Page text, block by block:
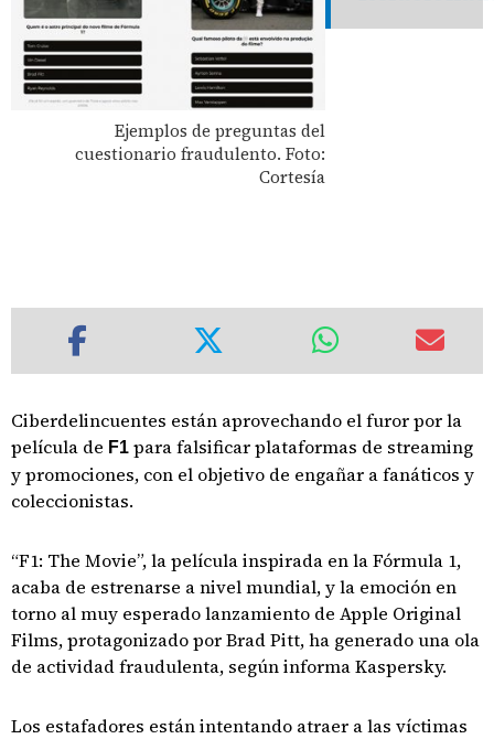
Ejemplos de preguntas del
cuestionario fraudulento. Foto:
Cortesía
Ciberdelincuentes están aprovechando el furor por la
película de F1 para falsificar plataformas de streaming
y promociones, con el objetivo de engañar a fanáticos y
coleccionistas.
“F1: The Movie”, la película inspirada en la Fórmula 1,
acaba de estrenarse a nivel mundial, y la emoción en
torno al muy esperado lanzamiento de Apple Original
Films, protagonizado por Brad Pitt, ha generado una ola
de actividad fraudulenta, según informa Kaspersky.
Los estafadores están intentando atraer a las víctimas